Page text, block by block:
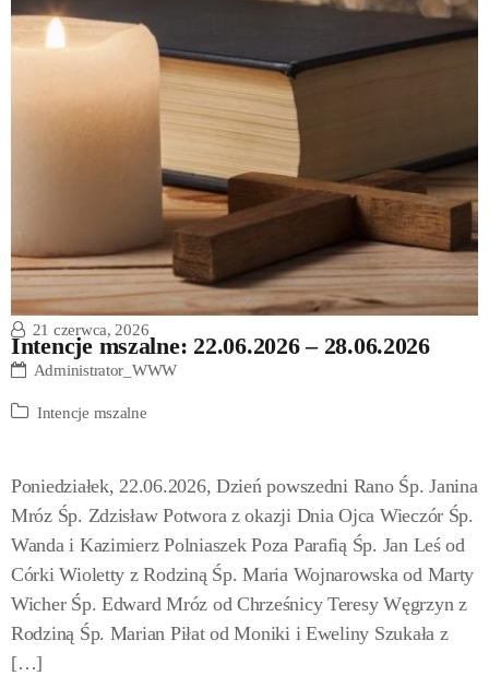
Intencje mszalne: 22.06.2026 – 28.06.2026
21 czerwca, 2026
Administrator_WWW
Intencje mszalne
Poniedziałek, 22.06.2026, Dzień powszedni Rano Śp. Janina
Mróz Śp. Zdzisław Potwora z okazji Dnia Ojca Wieczór Śp.
Wanda i Kazimierz Polniaszek Poza Parafią Śp. Jan Leś od
Córki Wioletty z Rodziną Śp. Maria Wojnarowska od Marty
Wicher Śp. Edward Mróz od Chrześnicy Teresy Węgrzyn z
Rodziną Śp. Marian Piłat od Moniki i Eweliny Szukała z
[…]